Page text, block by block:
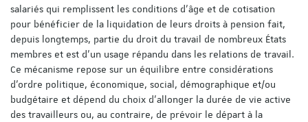
salariés qui remplissent les conditions d’âge et de cotisation
pour bénéficier de la liquidation de leurs droits à pension fait,
depuis longtemps, partie du droit du travail de nombreux États
membres et est d’un usage répandu dans les relations de travail.
Ce mécanisme repose sur un équilibre entre considérations
d’ordre politique, économique, social, démographique et/ou
budgétaire et dépend du choix d’allonger la durée de vie active
des travailleurs ou, au contraire, de prévoir le départ à la